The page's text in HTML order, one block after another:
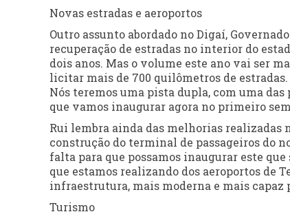
Novas estradas e aeroportos
Outro assunto abordado no Digaí,
recuperação de estradas no interior do
dois anos. Mas o volume este ano vai ser
licitar mais de 700 quilômetros de
Nós teremos uma pista dupla, com uma
que vamos inaugurar agora no primeiro
Rui lembra ainda das melhorias realizadas
construção do terminal de passageiros do
falta para que possamos inaugurar este
que estamos realizando dos aeroportos de
infraestrutura, mais moderna e mais capaz
Turismo